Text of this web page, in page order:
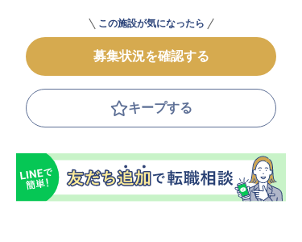
この施設が気になったら
募集状況を確認する
キープする